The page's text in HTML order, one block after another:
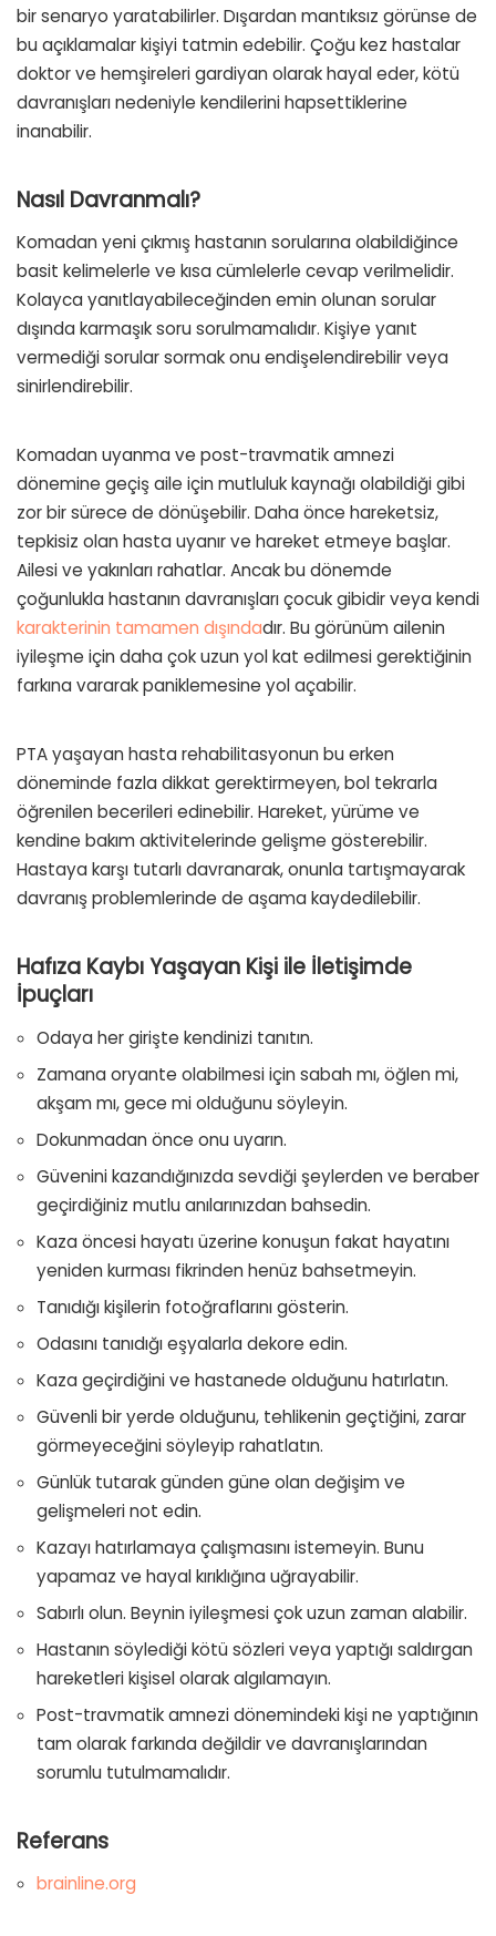
bir senaryo yaratabilirler. Dışardan mantıksız görünse de
bu açıklamalar kişiyi tatmin edebilir. Çoğu kez hastalar
doktor ve hemşireleri gardiyan olarak hayal eder, kötü
davranışları nedeniyle kendilerini hapsettiklerine
inanabilir.
Nasıl Davranmalı?
Komadan yeni çıkmış hastanın sorularına olabildiğince
basit kelimelerle ve kısa cümlelerle cevap verilmelidir.
Kolayca yanıtlayabileceğinden emin olunan sorular
dışında karmaşık soru sorulmamalıdır. Kişiye yanıt
vermediği sorular sormak onu endişelendirebilir veya
sinirlendirebilir.
Komadan uyanma ve post-travmatik amnezi
dönemine geçiş aile için mutluluk kaynağı olabildiği gibi
zor bir sürece de dönüşebilir. Daha önce hareketsiz,
tepkisiz olan hasta uyanır ve hareket etmeye başlar.
Ailesi ve yakınları rahatlar. Ancak bu dönemde
çoğunlukla hastanın davranışları çocuk gibidir veya kendi
karakterinin tamamen dışındadır. Bu görünüm ailenin
iyileşme için daha çok uzun yol kat edilmesi gerektiğinin
farkına vararak paniklemesine yol açabilir.
PTA yaşayan hasta rehabilitasyonun bu erken
döneminde fazla dikkat gerektirmeyen, bol tekrarla
öğrenilen becerileri edinebilir. Hareket, yürüme ve
kendine bakım aktivitelerinde gelişme gösterebilir.
Hastaya karşı tutarlı davranarak, onunla tartışmayarak
davranış problemlerinde de aşama kaydedilebilir.
Hafıza Kaybı Yaşayan Kişi ile İletişimde
İpuçları
Odaya her girişte kendinizi tanıtın.
Zamana oryante olabilmesi için sabah mı, öğlen mi,
akşam mı, gece mi olduğunu söyleyin.
Dokunmadan önce onu uyarın.
Güvenini kazandığınızda sevdiği şeylerden ve beraber
geçirdiğiniz mutlu anılarınızdan bahsedin.
Kaza öncesi hayatı üzerine konuşun fakat hayatını
yeniden kurması fikrinden henüz bahsetmeyin.
Tanıdığı kişilerin fotoğraflarını gösterin.
Odasını tanıdığı eşyalarla dekore edin.
Kaza geçirdiğini ve hastanede olduğunu hatırlatın.
Güvenli bir yerde olduğunu, tehlikenin geçtiğini, zarar
görmeyeceğini söyleyip rahatlatın.
Günlük tutarak günden güne olan değişim ve
gelişmeleri not edin.
Kazayı hatırlamaya çalışmasını istemeyin. Bunu
yapamaz ve hayal kırıklığına uğrayabilir.
Sabırlı olun. Beynin iyileşmesi çok uzun zaman alabilir.
Hastanın söylediği kötü sözleri veya yaptığı saldırgan
hareketleri kişisel olarak algılamayın.
Post-travmatik amnezi dönemindeki kişi ne yaptığının
tam olarak farkında değildir ve davranışlarından
sorumlu tutulmamalıdır.
Referans
brainline.org